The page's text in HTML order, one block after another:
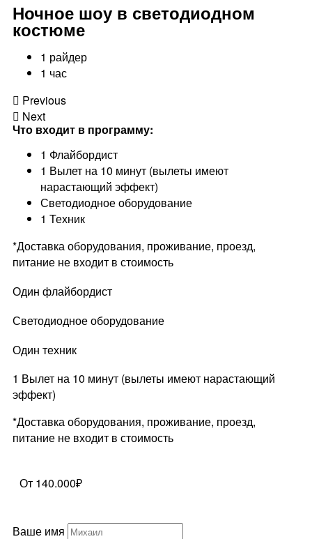
Ночное шоу в светодиодном
костюме
1 райдер
1 час
Previous
Next
Что входит в программу:
1 Флайбордист
1 Вылет на 10 минут (вылеты имеют
нарастающий эффект)
Светодиодное оборудование
1 Техник
*Доставка оборудования, проживание, проезд,
питание не входит в стоимость
Один флайбордист
Светодиодное оборудование
Один техник
1 Вылет на 10 минут (вылеты имеют нарастающий
эффект)
*Доставка оборудования, проживание, проезд,
питание не входит в стоимость
От 140.000₽
Ваше имя